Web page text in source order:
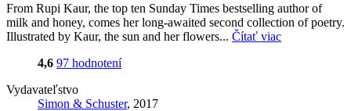
From Rupi Kaur, the top ten Sunday Times bestselling author of
milk and honey, comes her long-awaited second collection of poetry.
Illustrated by Kaur, the sun and her flowers... Čítať viac
4,6 97 hodnotení
Vydavateľstvo
Simon & Schuster, 2017